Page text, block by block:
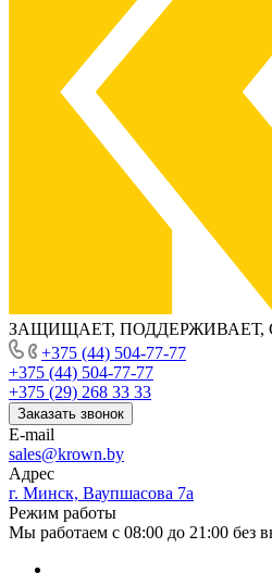
ЗАЩИЩАЕТ, ПОДДЕРЖИВАЕТ,
+375 (44) 504-77-77
+375 (44) 504-77-77
+375 (29) 268 33 33
Заказать звонок
E-mail
sales@krown.by
Адрес
г. Минск, Ваупшасова 7а
Режим работы
Мы работаем с 08:00 до 21:00 без